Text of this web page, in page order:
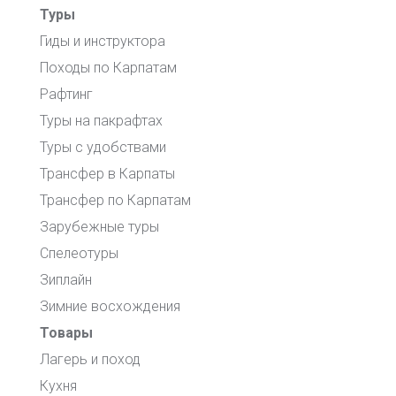
Туры
Гиды и инструктора
Походы по Карпатам
Рафтинг
Туры на пакрафтах
Туры с удобствами
Трансфер в Карпаты
Трансфер по Карпатам
Зарубежные туры
Спелеотуры
Зиплайн
Зимние восхождения
Товары
Лагерь и поход
Кухня